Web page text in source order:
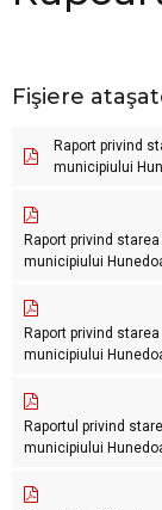
Fişiere
Raport privind
municipiului
Raport privind
municipiului
Raport privind
municipiului
Raportul privind
municipiului